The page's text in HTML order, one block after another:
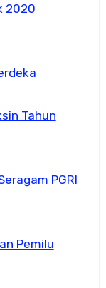
2020
Tahun
PGRI
Pemilu